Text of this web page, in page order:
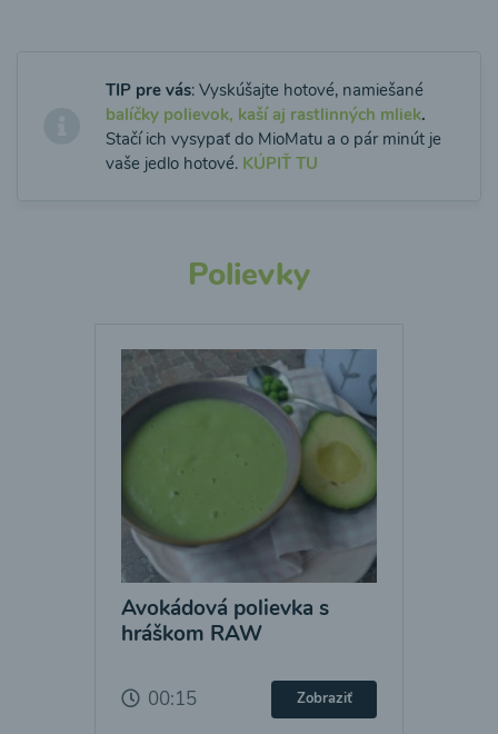
TIP pre vás: Vyskúšajte hotové, namiešané
balíčky polievok, kaší aj rastlinných mliek.
Stačí ich vysypať do MioMatu a o pár minút je
vaše jedlo hotové. KÚPIŤ TU
Polievky
Avokádová polievka s
hráškom RAW
00:15 Zobraziť